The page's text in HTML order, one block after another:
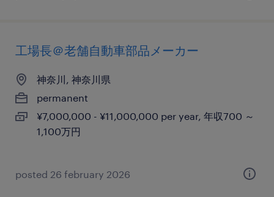
工場長＠老舗自動車部品メーカー
神奈川, 神奈川県
permanent
¥7,000,000 - ¥11,000,000 per year, 年収700 ～
1,100万円
posted 26 february 2026